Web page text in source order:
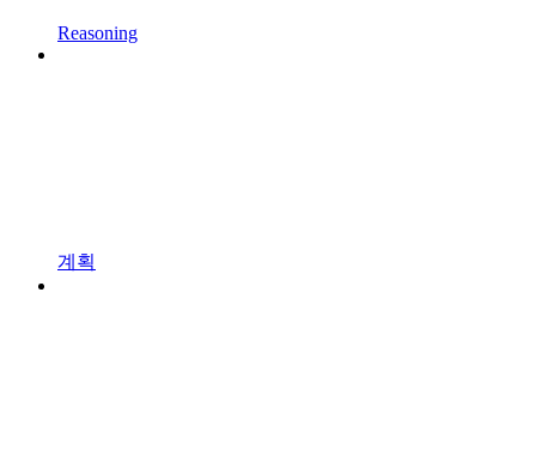
Reasoning
계획